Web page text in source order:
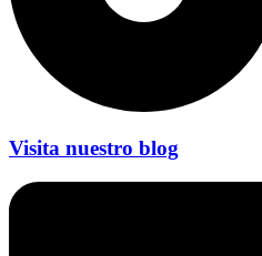
Visita nuestro blog